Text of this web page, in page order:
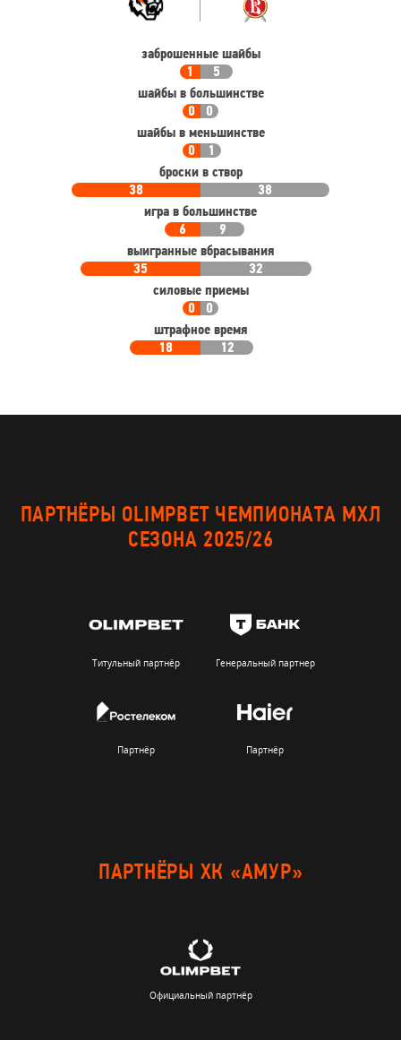
заброшенные шайбы
1
5
шайбы в большинстве
0
0
шайбы в меньшинстве
0
1
броски в створ
38
38
игра в большинстве
6
9
выигранные вбрасывания
35
32
силовые приемы
0
0
штрафное время
18
12
ПАРТНЁРЫ OLIMPBET ЧЕМПИОНАТА МХЛ
СЕЗОНА 2025/26
Титульный партнёр Генеральный партнер
Партнёр Партнёр
ПАРТНЁРЫ ХК «АМУР»
Официальный партнёр